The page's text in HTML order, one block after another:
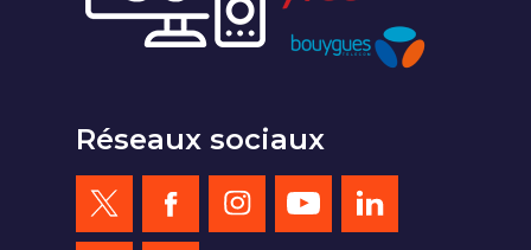
Réseaux sociaux